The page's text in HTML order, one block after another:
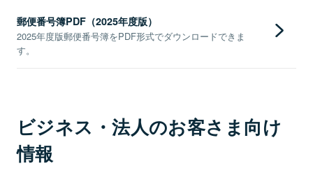
郵便番号簿PDF（2025年度版）
2025年度版郵便番号簿をPDF形式でダウンロードできま
す。
ビジネス・法人のお客さま向け
情報